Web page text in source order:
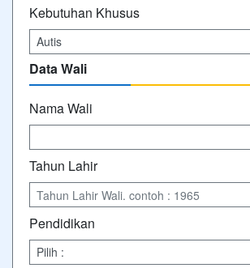
Kebutuhan Khusus
Data Wali
Nama Wali
Tahun Lahir
Pendidikan